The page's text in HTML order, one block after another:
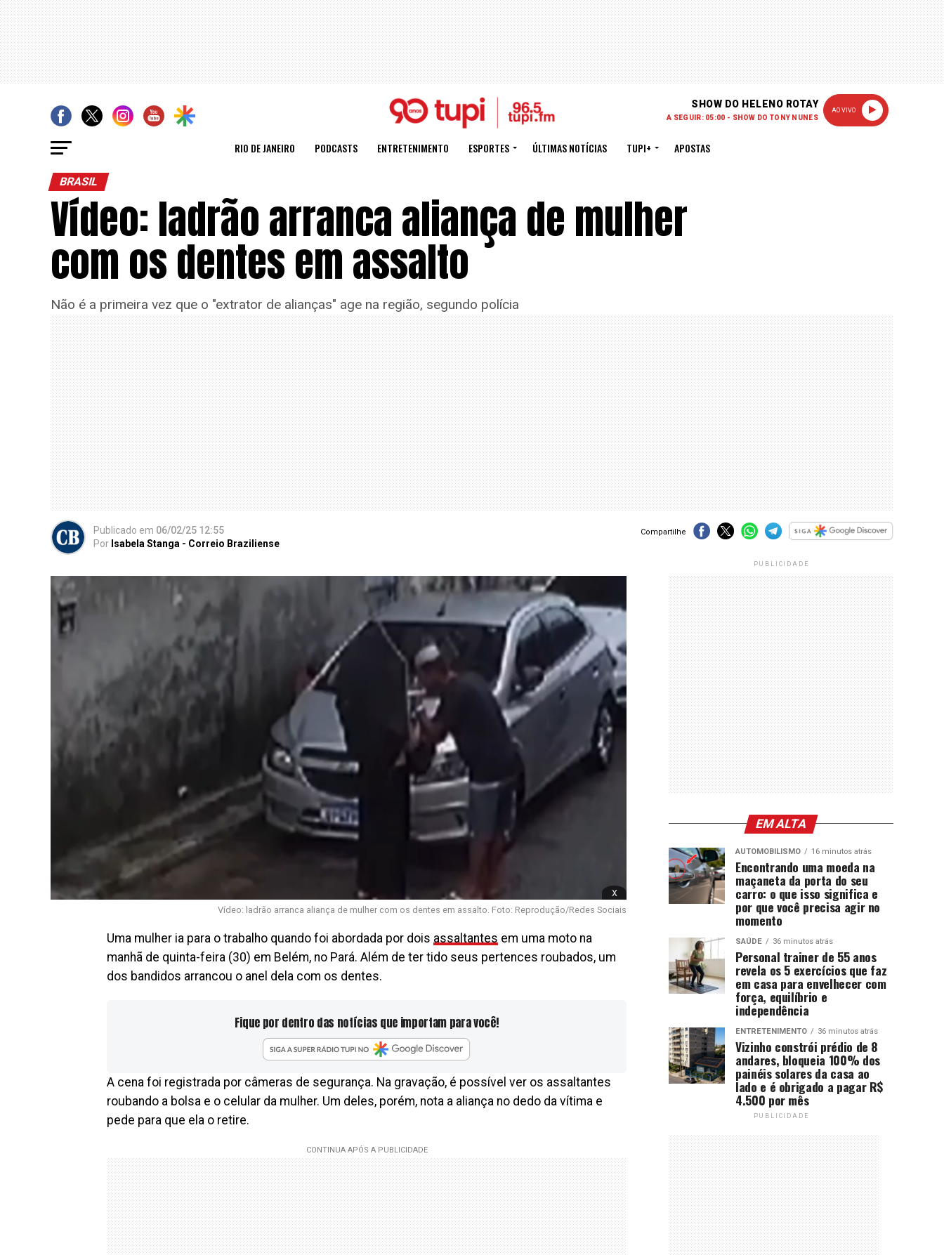
SHOW DO HELENO ROTAY
A SEGUIR: 05:00 - SHOW DO TONY NUNES
AO VIVO
RIO DE JANEIRO PODCASTS ENTRETENIMENTO ESPORTES ÚLTIMAS NOTÍCIAS TUPI+ APOSTAS
BRASIL
Vídeo: ladrão arranca aliança de mulher
com os dentes em assalto
Não é a primeira vez que o "extrator de alianças" age na região, segundo polícia
Publicado em 06/02/25 12:55
Por Isabela Stanga - Correio Braziliense
Compartilhe
x
Vídeo: ladrão arranca aliança de mulher com os dentes em assalto. Foto: Reprodução/Redes Sociais
Uma mulher ia para o trabalho quando foi abordada por dois assaltantes em uma moto na
manhã de quinta-feira (30) em Belém, no Pará. Além de ter tido seus pertences roubados, um
dos bandidos arrancou o anel dela com os dentes.
Fique por dentro das notícias que importam para você!
A cena foi registrada por câmeras de segurança. Na gravação, é possível ver os assaltantes
roubando a bolsa e o celular da mulher. Um deles, porém, nota a aliança no dedo da vítima e
pede para que ela o retire.
PUBLICIDADE
EM ALTA
AUTOMOBILISMO 16 minutos atrás
Encontrando uma moeda na
maçaneta da porta do seu
carro: o que isso significa e
por que você precisa agir no
momento
SAÚDE 36 minutos atrás
Personal trainer de 55 anos
revela os 5 exercícios que faz
em casa para envelhecer com
força, equilíbrio e
independência
ENTRETENIMENTO 36 minutos atrás
Vizinho constrói prédio de 8
andares, bloqueia 100% dos
painéis solares da casa ao
lado e é obrigado a pagar R$
4.500 por mês
PUBLICIDADE